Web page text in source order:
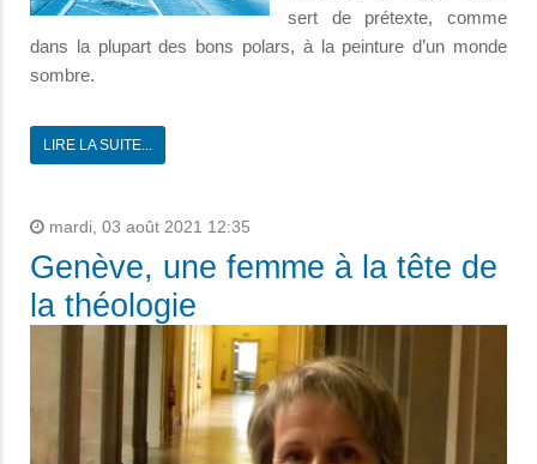
sert de prétexte, comme
dans la plupart des bons polars, à la peinture d’un monde
sombre.
LIRE LA SUITE...
mardi, 03 août 2021 12:35
Genève, une femme à la tête de
la théologie